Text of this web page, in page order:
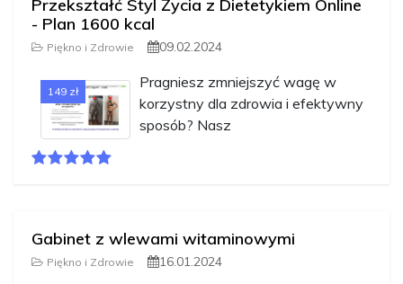
Przekształć Styl Życia z Dietetykiem Online
- Plan 1600 kcal
Piękno i Zdrowie 09.02.2024
149 zł
Pragniesz zmniejszyć wagę w
korzystny dla zdrowia i efektywny
sposób? Nasz
Gabinet z wlewami witaminowymi
Piękno i Zdrowie 16.01.2024